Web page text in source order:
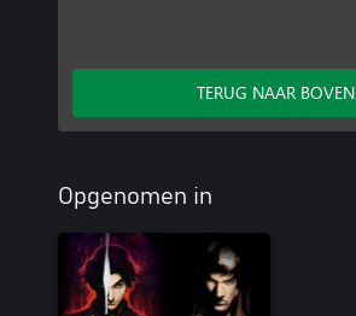
TERUG NAAR BOVEN
Opgenomen in